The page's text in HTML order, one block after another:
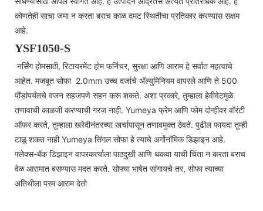
कोणतेही साचा जमा न करता बराच काळ दमट स्थितीचा प्रतिकार करण्यास सक्षम
आहे.
YSF1050-S
नर्सिंग होमसाठी, रिटायरमेंट होम फर्निचर, सुरक्षा आणि आराम हे सर्वात महत्वाचे
आहेत. मजबूत सोफा 2.0mm उच्च दर्जाचे ॲल्युमिनियम वापरले आणि ते 500
पौंडांपर्यंतचे वजन सहजपणे सहन करू शकते. अशा प्रकारे, तुम्हाला हेवीवेटमुळे
तणावाची काळजी करण्याची गरज नाही. Yumeya फ्रेम आणि फोम दोन्हीवर वॉरंटी
ऑफर करते, तुम्हाला खरेदीनंतरच्या खर्चापासून तणावमुक्त ठेवते. पुढील फायदा तुम्ही
टाळू शकत नाही Yumeya सिंगल सोफा हे त्याचे अर्गोनॉमिक डिझाइन आहे.
फ्लेक्स-बॅक डिझाइन वापरकर्त्याला पाठदुखी आणि थकवा याची चिंता न करता बराच
वेळ आरामात बसण्यास मदत करते. सोफ्या भाषेत सांगायचे तर, सोफा त्याच्या
अतिथीला परम आराम देतो